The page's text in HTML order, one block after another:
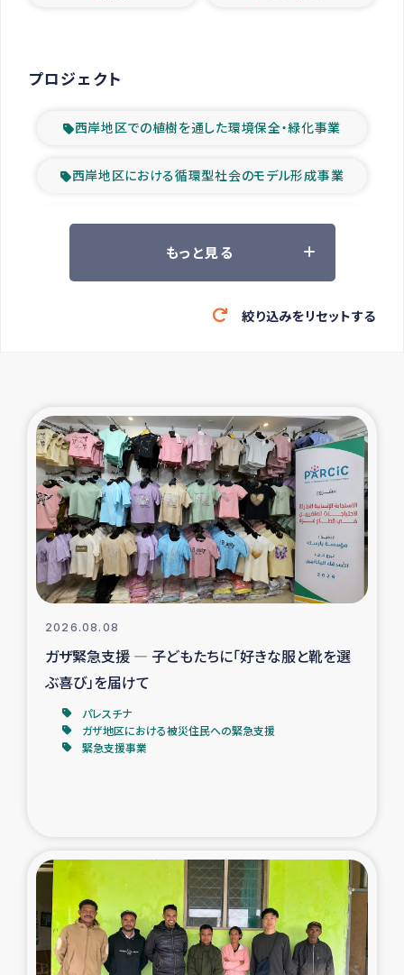
プロジェクト
西岸地区での植樹を通した環境保全・緑化事業
西岸地区における循環型社会のモデル形成事業
ツアー参加者の声
緊急救援の時代
東ティモール豪雨緊急支援
大雨による洪水被災者支援
カカオ生産者支援事業
シリア国内避難民・帰還民の生活再建支援
トルコにおけるシリア難民支援事業
インドネシア中部 スラウェシの地震・津波被災者支援
スリランカ ジャフナ県干物事業
スリランカの南北女性をつなぐサリー・リサイクル・プロ
ジェクト
復興支援事業
もっと見る
絞り込みをリセットする
2026.08.08
ガザ緊急支援 ― 子どもたちに「好きな服と靴を選
ぶ喜び」を届けて
パレスチナ
ガザ地区における被災住民への緊急支援
緊急支援事業